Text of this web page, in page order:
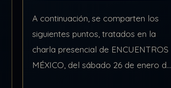
A continuación, se comparten los
siguientes puntos, tratados en la
charla presencial de ENCUENTROS
MÉXICO, del sábado 26 de enero de